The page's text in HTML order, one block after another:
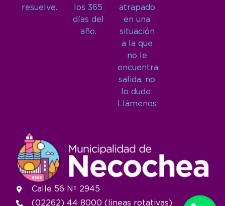
resuelve.
los 365
días del
año.
atrapado
en una
situación
a la que
no le
encuentra
salida, no
lo dude:
Llámenos:
Calle 56 Nº 2945
(02262) 44 8000 (lineas rotativas)